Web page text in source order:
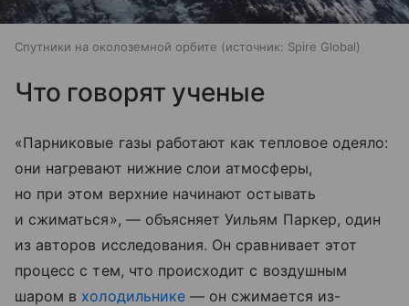
Спутники на околоземной орбите источник: Spire Global
Что говорят ученые
«Парниковые газы работают как тепловое одеяло:
они нагревают нижние слои атмосферы,
но при этом верхние начинают остывать
и сжиматься», — объясняет Уильям Паркер, один
из авторов исследования. Он сравнивает этот
процесс с тем, что происходит с воздушным
шаром в холодильнике— он сжимается из-